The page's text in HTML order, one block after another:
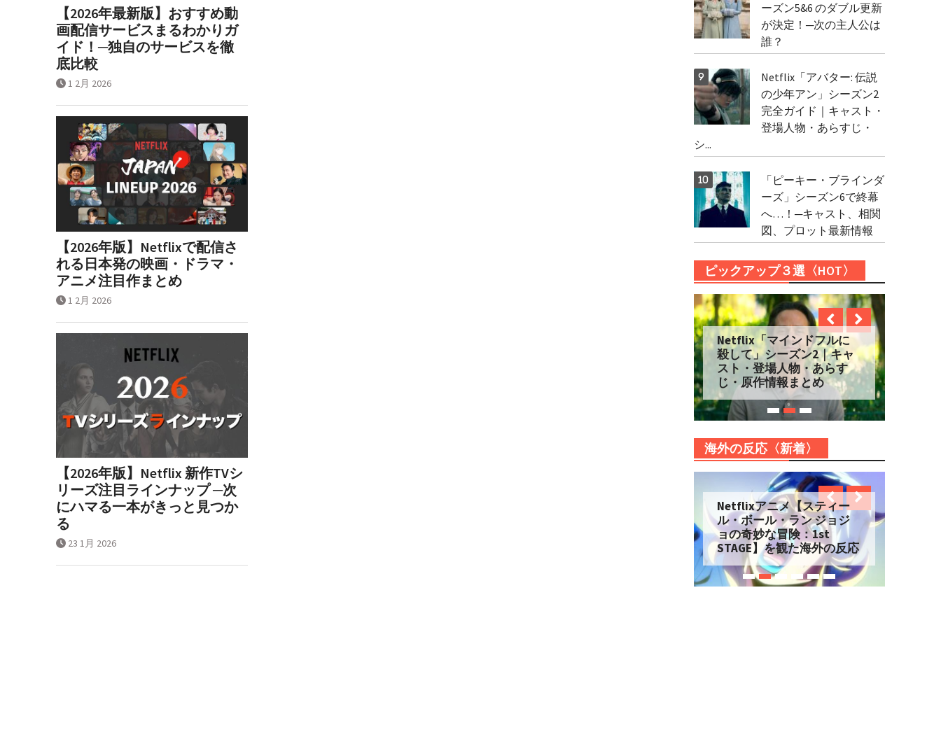
ーズン5&6 のダブル更新
が決定！─次の主人公は
誰？
Netflix「アバター: 伝説
の少年アン」シーズン2
完全ガイド｜キャスト・
登場人物・あらすじ・
シ...
「ピーキー・ブラインダ
ーズ」シーズン6で終幕
へ…！─キャスト、相関
図、プロット最新情報
ピックアップ３選〈HOT〉
Netflix「マインドフルに
殺して」シーズン2｜キャ
スト・登場人物・あらす
じ・原作情報まとめ
海外の反応〈新着〉
Netflixアニメ【スティー
ル・ボール・ラン ジョジ
ョの奇妙な冒険：1st
STAGE】を観た海外の反応
【2026年最新版】おすすめ動
画配信サービスまるわかりガ
イド！─独自のサービスを徹
底比較
1 2月 2026
【2026年版】Netflixで配信さ
れる日本発の映画・ドラマ・
アニメ注目作まとめ
1 2月 2026
【2026年版】Netflix 新作TVシ
リーズ注目ラインナップ ─次
にハマる一本がきっと見つか
る
23 1月 2026